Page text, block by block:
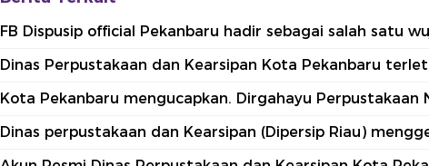
FB Dispusip official Pekanbaru hadir sebagai salah satu
Dinas Perpustakaan dan Kearsipan Kota Pekanbaru
Kota Pekanbaru mengucapkan. Dirgahayu Perpustakaan
Dinas perpustakaan dan Kearsipan (Dipersip Riau)